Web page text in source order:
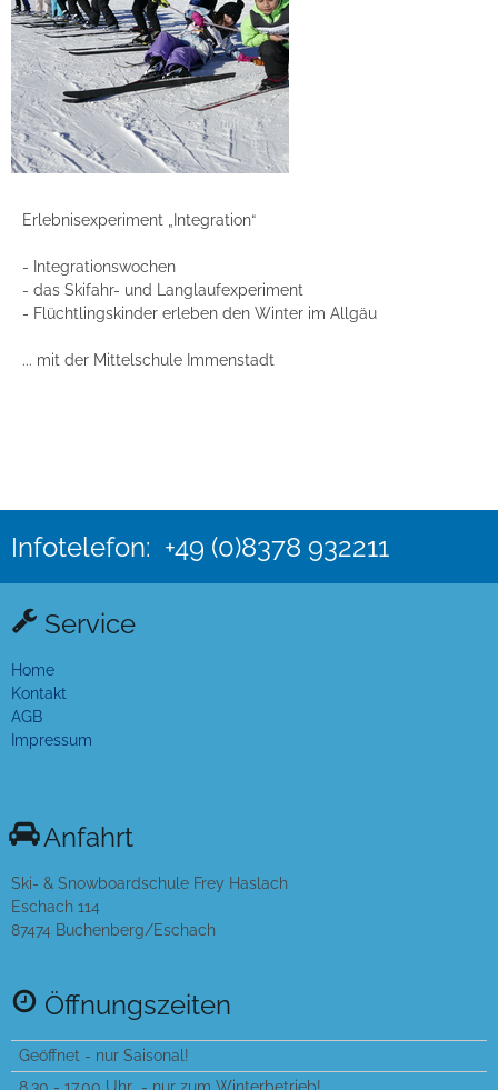
Erlebnisexperiment „Integration“
- Integrationswochen
- das Skifahr- und Langlaufexperiment
- Flüchtlingskinder erleben den Winter im Allgäu
... mit der Mittelschule Immenstadt
Infotelefon: +49 (0)8378 932211
Service
Home
Kontakt
AGB
Impressum
Anfahrt
Ski- & Snowboardschule Frey Haslach
Eschach 114
87474 Buchenberg/Eschach
Öffnungszeiten
Geöffnet - nur Saisonal!